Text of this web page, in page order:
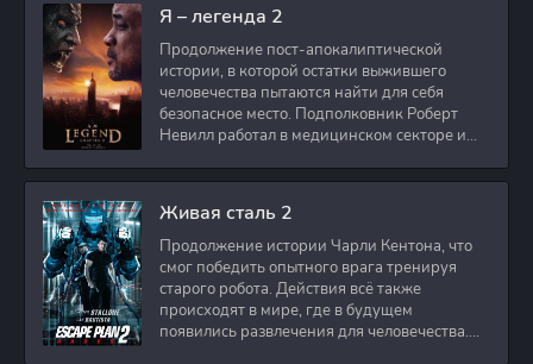
Я – легенда 2
Продолжение пост-апокалиптической
истории, в которой остатки выжившего
человечества пытаются найти для себя
безопасное место. Подполковник Роберт
Невилл работал в медицинском секторе и
Живая сталь 2
Продолжение истории Чарли Кентона, что
смог победить опытного врага тренируя
старого робота. Действия всё также
происходят в мире, где в будущем
появились развлечения для человечества.